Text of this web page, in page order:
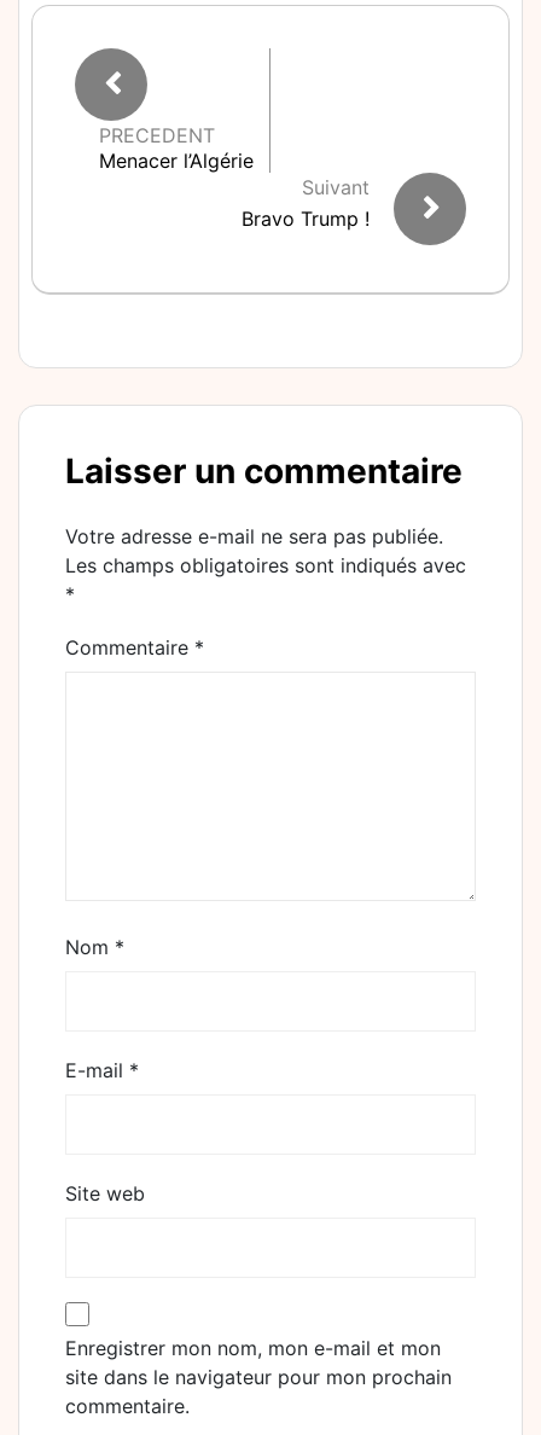
PRECEDENT
Menacer l’Algérie
Suivant
Bravo Trump !
Laisser un commentaire
Votre adresse e-mail ne sera pas publiée.
Les champs obligatoires sont indiqués avec
*
Commentaire *
Nom *
E-mail *
Site web
Enregistrer mon nom, mon e-mail et mon
site dans le navigateur pour mon prochain
commentaire.